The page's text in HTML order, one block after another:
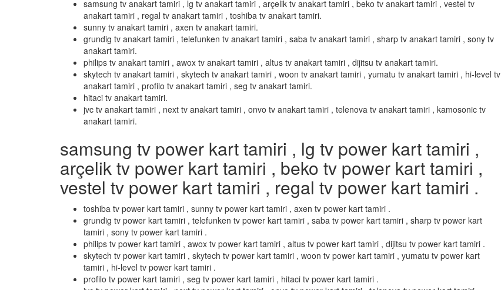
samsung tv anakart tamiri , lg tv anakart tamiri , arçelik tv anakart tamiri , beko tv anakart tamiri , vestel tv
anakart tamiri , regal tv anakart tamiri , toshiba tv anakart tamiri.
sunny tv anakart tamiri , axen tv anakart tamiri.
grundig tv anakart tamiri , telefunken tv anakart tamiri , saba tv anakart tamiri , sharp tv anakart tamiri , sony tv
anakart tamiri.
philips tv anakart tamiri , awox tv anakart tamiri , altus tv anakart tamiri , dijitsu tv anakart tamiri.
skytech tv anakart tamiri , skytech tv anakart tamiri , woon tv anakart tamiri , yumatu tv anakart tamiri , hi-level tv
anakart tamiri , profilo tv anakart tamiri , seg tv anakart tamiri.
hitaci tv anakart tamiri.
jvc tv anakart tamiri , next tv anakart tamiri , onvo tv anakart tamiri , telenova tv anakart tamiri , kamosonic tv
anakart tamiri.
samsung tv power kart tamiri , lg tv power kart tamiri ,
arçelik tv power kart tamiri , beko tv power kart tamiri ,
vestel tv power kart tamiri , regal tv power kart tamiri .
toshiba tv power kart tamiri , sunny tv power kart tamiri , axen tv power kart tamiri .
grundig tv power kart tamiri , telefunken tv power kart tamiri , saba tv power kart tamiri , sharp tv power kart
tamiri , sony tv power kart tamiri .
philips tv power kart tamiri , awox tv power kart tamiri , altus tv power kart tamiri , dijitsu tv power kart tamiri .
skytech tv power kart tamiri , skytech tv power kart tamiri , woon tv power kart tamiri , yumatu tv power kart
tamiri , hi-level tv power kart tamiri .
profilo tv power kart tamiri , seg tv power kart tamiri , hitaci tv power kart tamiri .